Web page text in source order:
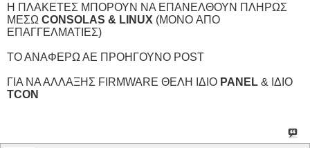
H ΠΛΑΚΕΤΕΣ ΜΠΟΡΟΥΝ ΝΑ ΕΠΑΝΕΛΘΟΥΝ ΠΛΗΡΩΣ
ΜΕΣΩ CONSOLAS & LINUX (MONO ΑΠΟ
ΕΠΑΓΓΕΛΜΑΤΙΕΣ)
ΤΟ ΑΝΑΦΕΡΩ ΑΕ ΠΡΟΗΓΟΥΝΟ POST
ΓΙΑ ΝΑ ΑΛΛΑΞΗΣ FIRMWARE ΘΕΛΗ ΙΔΙΟ PANEL & ΙΔΙΟ
TCON